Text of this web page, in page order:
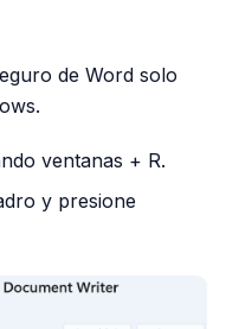
de Word solo
ventanas + R.
y presione